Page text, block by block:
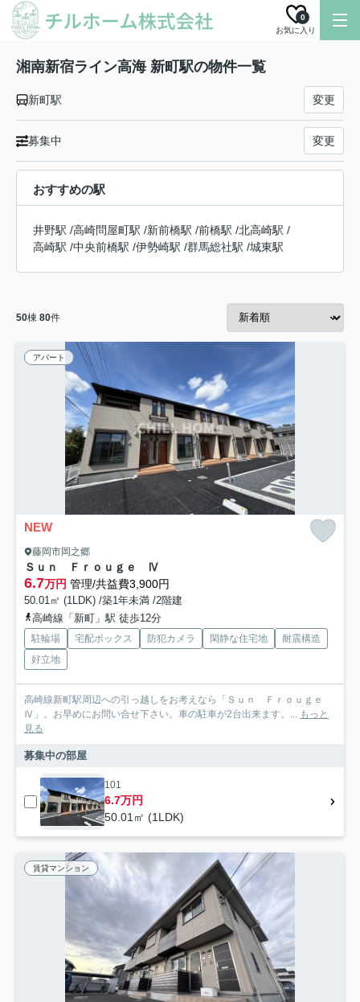
お気に入り
0
湘南新宿ライン高海 新町駅の物件一覧
新町駅 変更
募集中 変更
おすすめの駅
井野駅 /高崎問屋町駅 /新前橋駅 /前橋駅 /北高崎駅 /
高崎駅 /中央前橋駅 /伊勢崎駅 /群馬総社駅 /城東駅
50棟 80件
アパート
NEW
藤岡市岡之郷
Ｓｕｎ Ｆｒｏｕｇｅ Ⅳ
6.7万円 管理/共益費3,900円
50.01㎡ (1LDK) /築1年未満 /2階建
高崎線「新町」駅 徒歩12分
駐輪場 宅配ボックス 防犯カメラ 閑静な住宅地
耐震構造
好立地
高崎線新町駅周辺への引っ越しをお考えなら「Ｓｕｎ Ｆｒｏｕｇｅ
Ⅳ」。お早めにお問い合せ下さい。車の駐車が2台出来ます。... もっと
見る
募集中の部屋
101
6.7万円
50.01㎡ (1LDK)
賃貸マンション